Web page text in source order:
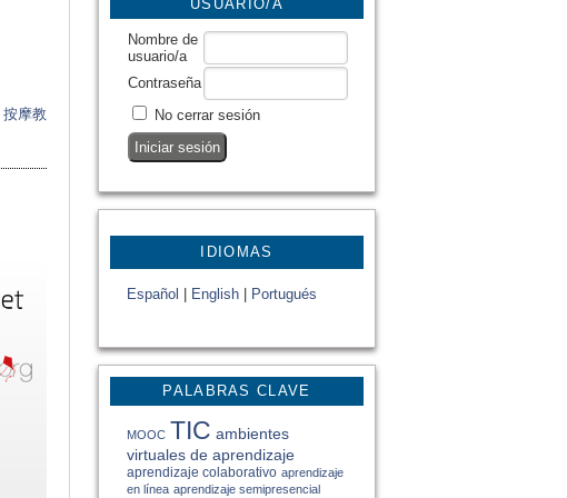
USUARIO/A
Nombre de
usuario/a
Contraseña
No cerrar sesión
IDIOMAS
Español English Portugués
PALABRAS CLAVE
MOOC TIC ambientes
virtuales de aprendizaje
aprendizaje colaborativo aprendizaje
en línea aprendizaje semipresencial
按摩教